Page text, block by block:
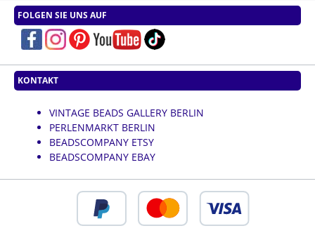
FOLGEN SIE UNS AUF
KONTAKT
VINTAGE BEADS GALLERY BERLIN
PERLENMARKT BERLIN
BEADSCOMPANY ETSY
BEADSCOMPANY EBAY